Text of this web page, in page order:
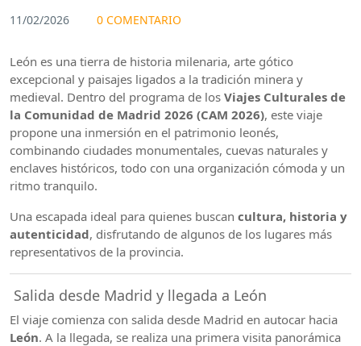
11/02/2026 0 COMENTARIO
León es una tierra de historia milenaria, arte gótico
excepcional y paisajes ligados a la tradición minera y
medieval. Dentro del programa de los Viajes Culturales de
la Comunidad de Madrid 2026 (CAM 2026), este viaje
propone una inmersión en el patrimonio leonés,
combinando ciudades monumentales, cuevas naturales y
enclaves históricos, todo con una organización cómoda y un
ritmo tranquilo.
Una escapada ideal para quienes buscan cultura, historia y
autenticidad, disfrutando de algunos de los lugares más
representativos de la provincia.
Salida desde Madrid y llegada a León
El viaje comienza con salida desde Madrid en autocar hacia
León. A la llegada, se realiza una primera visita panorámica